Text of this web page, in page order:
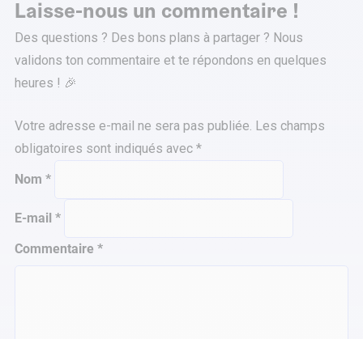
Laisse-nous un commentaire !
Des questions ? Des bons plans à partager ? Nous
validons ton commentaire et te répondons en quelques
heures ! 🎉
Votre adresse e-mail ne sera pas publiée. Les champs
obligatoires sont indiqués avec *
Commentaire *
Nom *
E-mail *